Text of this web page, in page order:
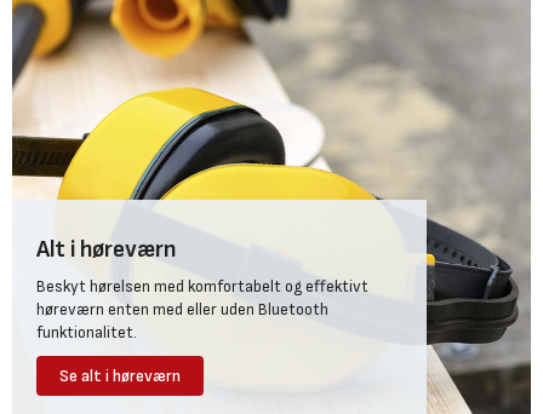
Alt i høreværn
Beskyt hørelsen med komfortabelt og effektivt
høreværn enten med eller uden Bluetooth
funktionalitet.
Se alt i høreværn